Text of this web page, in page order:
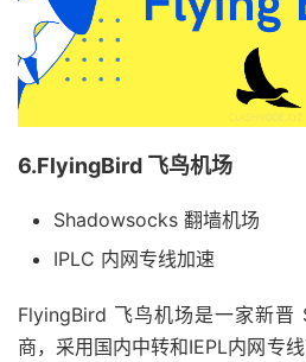
6.FlyingBird 飞鸟机场
Shadowsocks 翻墙机场
IPLC 内网专线加速
FlyingBird 飞鸟机场是一家新晋
商，采用国内中转和IEPL内网专